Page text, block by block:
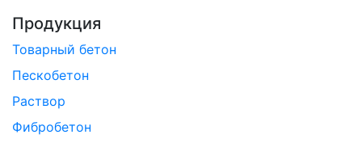
Продукция
Товарный бетон
Пескобетон
Раствор
Фибробетон